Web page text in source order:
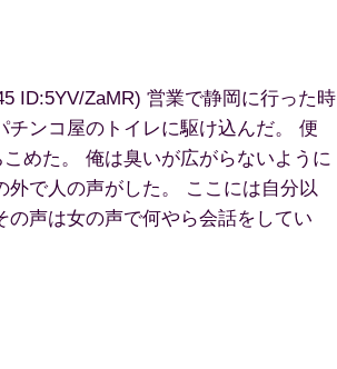
ID:5YV/ZaMR) 営業で静岡に行った時
ンコ屋のトイレに駆け込んだ。 便
めた。 俺は臭いが広がらないように
で人の声がした。 ここには自分以
声は女の声で何やら会話をしてい